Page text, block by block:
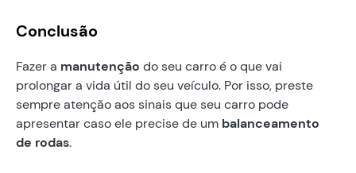
Conclusão
Fazer a manutenção do seu carro é o que vai
prolongar a vida útil do seu veículo. Por isso, preste
sempre atenção aos sinais que seu carro pode
apresentar caso ele precise de um balanceamento
de rodas.